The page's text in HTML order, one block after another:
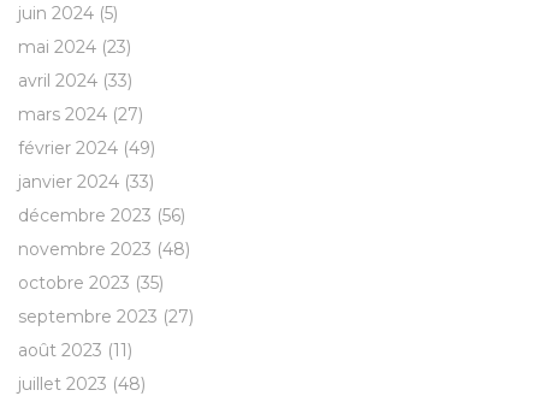
juin 2024 (5)
mai 2024 (23)
avril 2024 (33)
mars 2024 (27)
février 2024 (49)
janvier 2024 (33)
décembre 2023 (56)
novembre 2023 (48)
octobre 2023 (35)
septembre 2023 (27)
août 2023 (11)
juillet 2023 (48)